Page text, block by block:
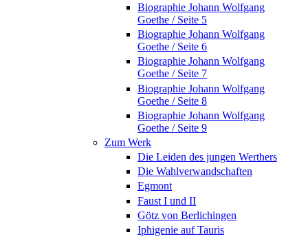
Biographie Johann Wolfgang
Goethe / Seite 5
Biographie Johann Wolfgang
Goethe / Seite 6
Biographie Johann Wolfgang
Goethe / Seite 7
Biographie Johann Wolfgang
Goethe / Seite 8
Biographie Johann Wolfgang
Goethe / Seite 9
Zum Werk
Die Leiden des jungen Werthers
Die Wahlverwandschaften
Egmont
Faust I und II
Götz von Berlichingen
Iphigenie auf Tauris